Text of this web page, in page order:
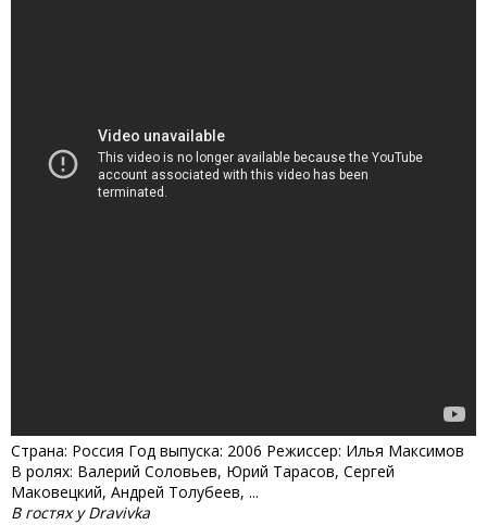
Страна: Россия Год выпуска: 2006 Режиссер: Илья Максимов
В ролях: Валерий Соловьев, Юрий Тарасов, Сергей
Маковецкий, Андрей Толубеев, ...
В гостях у Dravivka